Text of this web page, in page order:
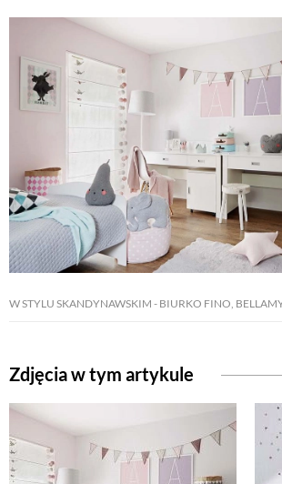
W STYLU SKANDYNAWSKIM - BIURKO FINO,
Zdjęcia w tym artykule